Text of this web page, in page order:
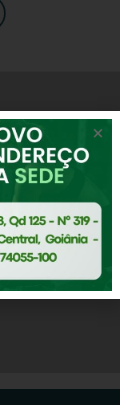
do CREF-14